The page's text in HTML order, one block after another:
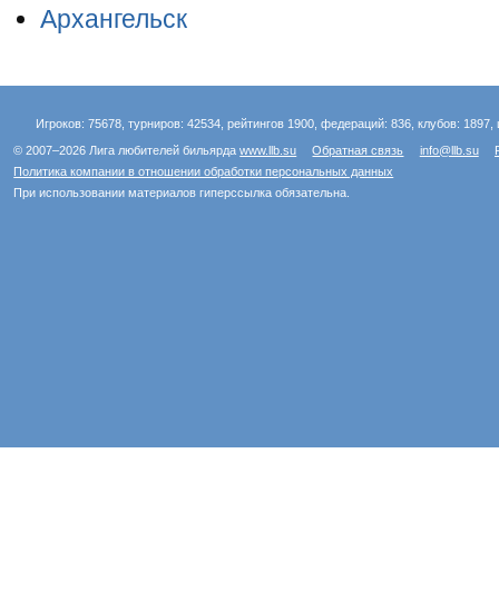
Архангельск
Игроков: 75678, турниров: 42534, рейтингов 1900, федераций: 836, клубов:
© 2007–2026 Лига любителей бильярдаwww.llb.su Обратная связь info@llb.su
Политика компании в отношении обработки персональных данных
При использовании материалов гиперссылка обязательна.